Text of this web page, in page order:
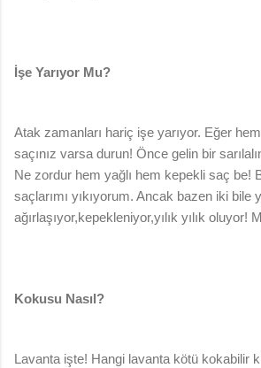
İşe Yarıyor Mu?
Atak zamanları hariç işe yarıyor. Eğer
saçınız varsa durun! Önce gelin bir
Ne zordur hem yağlı hem kepekli saç be!
saçlarımı yıkıyorum. Ancak bazen iki bile
ağırlaşıyor,kepekleniyor,yılık yılık oluyor!
Kokusu Nasıl?
Lavanta işte! Hangi lavanta kötü kokabilir